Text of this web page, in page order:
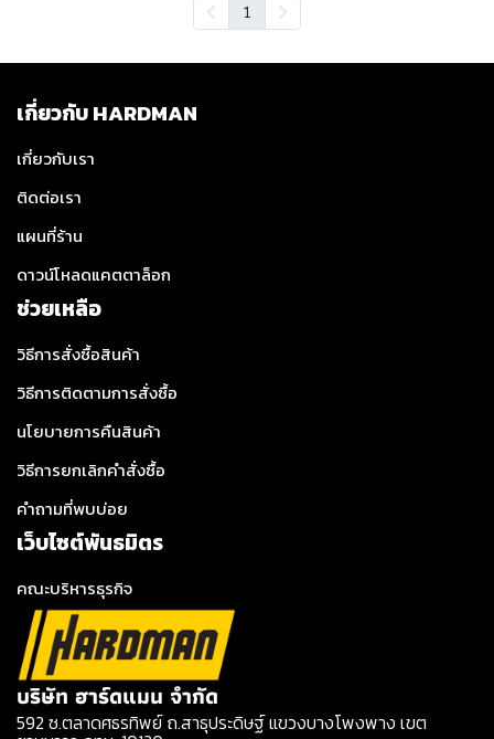
1
เกี่ยวกับ HARDMAN
เกี่ยวกับเรา
ติดต่อเรา
แผนที่ร้าน
ดาวน์โหลดแคตตาล็อก
ช่วยเหลือ
วิธีการสั่งซื้อสินค้า
วิธีการติดตามการสั่งซื้อ
นโยบายการคืนสินค้า
วิธีการยกเลิกคำสั่งซื้อ
คำถามที่พบบ่อย
เว็บไซต์พันธมิตร
คณะบริหารธุรกิจ
บริษัท ฮาร์ดแมน จำกัด
592 ซ.ตลาดศธรทิพย์ ถ.สาธุประดิษฐ์ แขวงบางโพงพาง เขต